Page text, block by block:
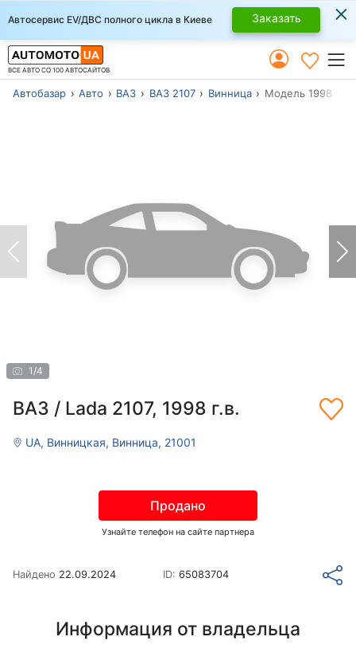
Автосервис EV/ДВС полного цикла в Киеве Заказать ×
ВСЕ АВТО СО 100 АВТОСАЙТОВ
Автобазар Авто ВАЗ ВАЗ 2107 Винница Модель 1998 г.в.
1 /4
ВАЗ / Lada 2107, 1998 г.в.
UA, Винницкая, Винница, 21001
Продано
Узнайте телефон на сайте партнера
Найдено 22.09.2024 ID: 65083704
Информация от владельца